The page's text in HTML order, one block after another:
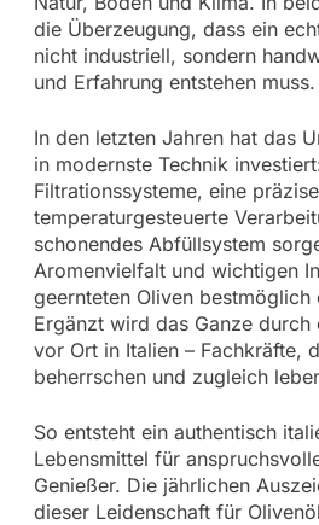
die Überzeugung, dass ein
nicht industriell, sondern
und Erfahrung entstehen muss.
In den letzten Jahren hat das
in modernste Technik
Filtrationssysteme, eine präzise
temperaturgesteuerte
schonendes Abfüllsystem
Aromenvielfalt und wichtigen
geernteten Oliven bestmöglich
Ergänzt wird das Ganze durch
vor Ort in Italien – Fachkräfte,
beherrschen und zugleich
So entsteht ein authentisch
Lebensmittel für
Genießer. Die jährlichen
dieser Leidenschaft für